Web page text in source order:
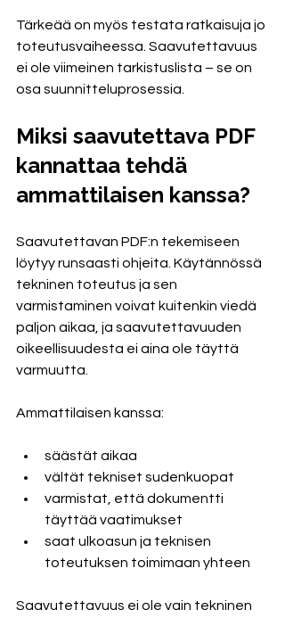
Tärkeää on myös testata ratkaisuja jo
toteutusvaiheessa. Saavutettavuus
ei ole viimeinen tarkistuslista – se on
osa suunnitteluprosessia.
Miksi saavutettava PDF
kannattaa tehdä
ammattilaisen kanssa?
Saavutettavan PDF:n tekemiseen
löytyy runsaasti ohjeita. Käytännössä
tekninen toteutus ja sen
varmistaminen voivat kuitenkin viedä
paljon aikaa, ja saavutettavuuden
oikeellisuudesta ei aina ole täyttä
varmuutta.
Ammattilaisen kanssa:
säästät aikaa
vältät tekniset sudenkuopat
varmistat, että dokumentti
täyttää vaatimukset
saat ulkoasun ja teknisen
toteutuksen toimimaan yhteen
Saavutettavuus ei ole vain tekninen